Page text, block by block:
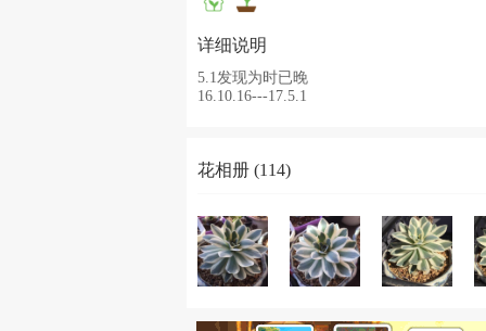
详细说明
5.1发现为时已晚
16.10.16---17.5.1
花相册 (114)